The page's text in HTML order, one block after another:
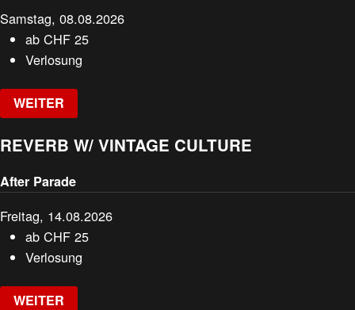
Samstag, 08.08.2026
abCHF 25
Verlosung
WEITER
REVERB W/ VINTAGE CULTURE
After Parade
Freitag, 14.08.2026
abCHF 25
Verlosung
WEITER